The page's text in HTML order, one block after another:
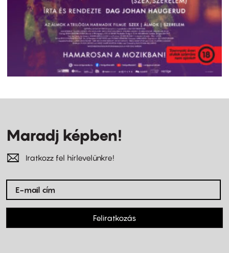
Maradj képben!
Iratkozz fel hírlevelünkre!
Feliratkozás